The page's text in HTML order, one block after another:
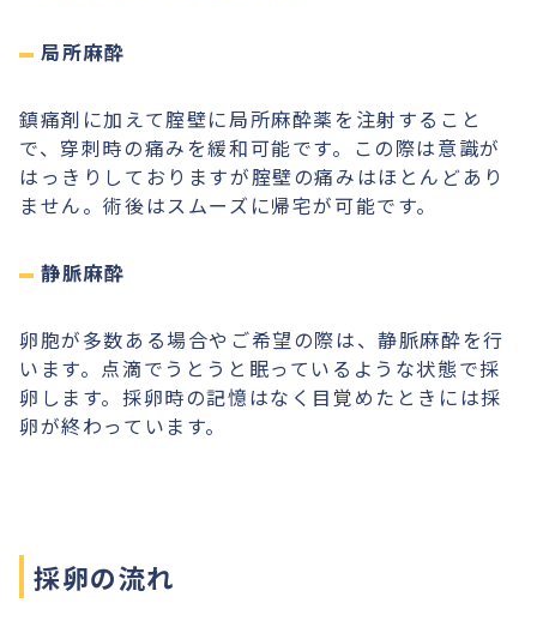
局所麻酔
鎮痛剤に加えて腟壁に局所麻酔薬を注射すること
で、穿刺時の痛みを緩和可能です。この際は意識が
はっきりしておりますが腟壁の痛みはほとんどあり
ません。術後はスムーズに帰宅が可能です。
静脈麻酔
卵胞が多数ある場合やご希望の際は、静脈麻酔を行
います。点滴でうとうと眠っているような状態で採
卵します。採卵時の記憶はなく目覚めたときには採
卵が終わっています。
採卵の流れ